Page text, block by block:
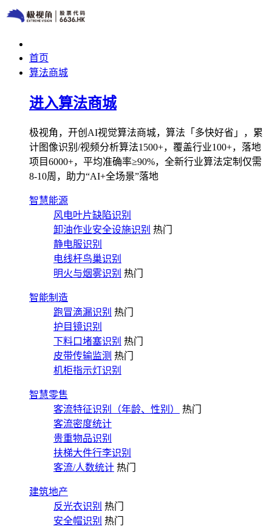
首页
算法商城
进入算法商城
极视角，开创AI视觉算法商城，算法「多快好省」，累
计图像识别/视频分析算法1500+，覆盖行业100+，落地
项目6000+，平均准确率≥90%，全新行业算法定制仅需
8-10周，助力“AI+全场景”落地
智慧能源
风电叶片缺陷识别
卸油作业安全设施识别 热门
静电服识别
电线杆鸟巢识别
明火与烟雾识别 热门
智能制造
跑冒滴漏识别 热门
护目镜识别
下料口堵塞识别 热门
皮带传输监测 热门
机柜指示灯识别
智慧零售
客流特征识别（年龄、性别）
热门
客流密度统计
贵重物品识别
扶梯大件行李识别
客流/人数统计 热门
建筑地产
反光衣识别 热门
安全帽识别 热门